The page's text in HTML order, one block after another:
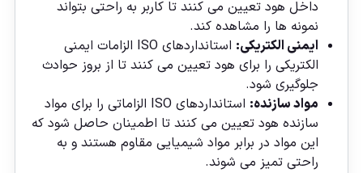
داخل هود تعیین می‌ کنند تا کاربر به راحتی بتواند
نمونه‌ ها را مشاهده کند.
ایمنی الکتریکی:
استانداردهای ISO الزامات ایمنی
الکتریکی را برای هود تعیین می‌ کنند تا از بروز حوادث
جلوگیری شود.
مواد سازنده:
استانداردهای ISO الزاماتی را برای مواد
سازنده هود تعیین می‌ کنند تا اطمینان حاصل شود که
این مواد در برابر مواد شیمیایی مقاوم هستند و به
راحتی تمیز می‌ شوند.